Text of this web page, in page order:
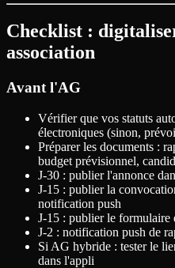
Checklist :
association
Avant l'AG
Vérifier que vos statuts
électroniques (sinon,
Préparer les documents :
budget prévisionnel,
J-30 : publier l'annonce
J-15 : publier la
notification push
J-15 : publier le formulaire
J-2 : notification push de
Si AG hybride : tester le
dans l'appli